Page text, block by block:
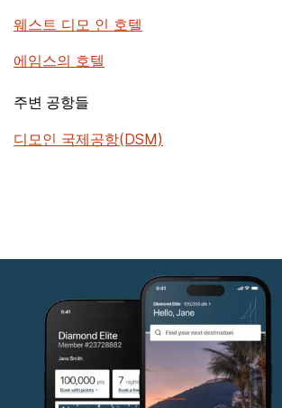
웨스트 디모 인 호텔
에임스의 호텔
주변 공항들
디모인 국제공항(DSM)